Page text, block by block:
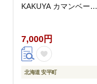
KAKUYA カマンベール
7,000円
北海道 安平町